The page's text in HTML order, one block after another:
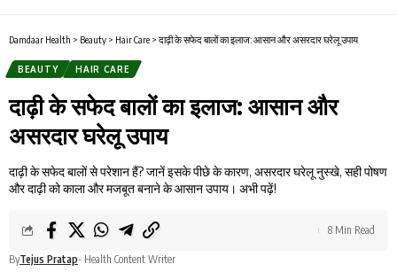
Damdaar Health > Beauty > Hair Care > दाढ़ी के सफेद बालों का इलाज: आसान और असरदार घरेलू उपाय
BEAUTY HAIR CARE
दाढ़ी के सफेद बालों का इलाज: आसान और
असरदार घरेलू उपाय
दाढ़ी के सफेद बालों से परेशान हैं? जानें इसके पीछे के कारण, असरदार घरेलू नुस्खे, सही पोषण
और दाढ़ी को काला और मजबूत बनाने के आसान उपाय। अभी पढ़ें!
ByTejus Pratap- Health Content Writer
8 Min Read